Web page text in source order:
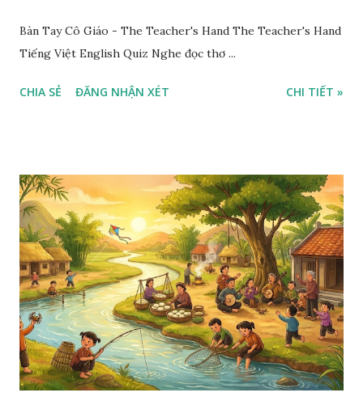
Bàn Tay Cô Giáo - The Teacher's Hand The Teacher's Hand
Tiếng Việt English Quiz Nghe đọc thơ ...
CHIA SẺ ĐĂNG NHẬN XÉT CHI TIẾT »